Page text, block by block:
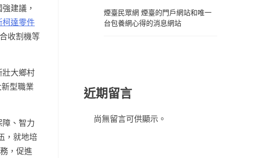
建議，
柯達零件
收割機等
壯大鄉村
型職業
、智力
，就地培
，促進
煙臺民眾網 煙臺的門戶網站和唯一
台包養網心得的消息網站
近期留言
尚無留言可供顯示。